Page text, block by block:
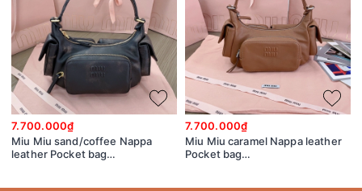
7.700.000₫
Miu Miu sand/coffee Nappa
leather Pocket bag
7.700.000₫
Miu Miu caramel Nappa leather
Pocket bag